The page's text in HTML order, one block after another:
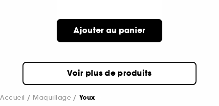
Ajouter au panier
Voir plus de produits
Accueil Maquillage Yeux